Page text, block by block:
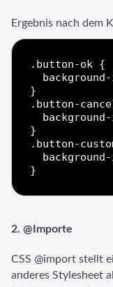
Ergebnis nach dem
.button-ok {
}
.button-
}
.button-
2. @Importe
CSS @import stellt
anderes Stylesheet